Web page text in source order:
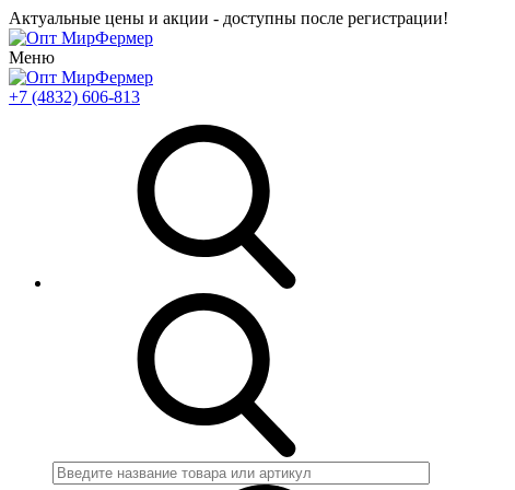
Актуальные цены и акции - доступны после регистрации!
Меню
+7 (4832) 606-813